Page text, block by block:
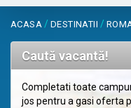
ACASA / DESTINATII /
Caută vacantă!
Completati toate
jos pentru a gasi oferta